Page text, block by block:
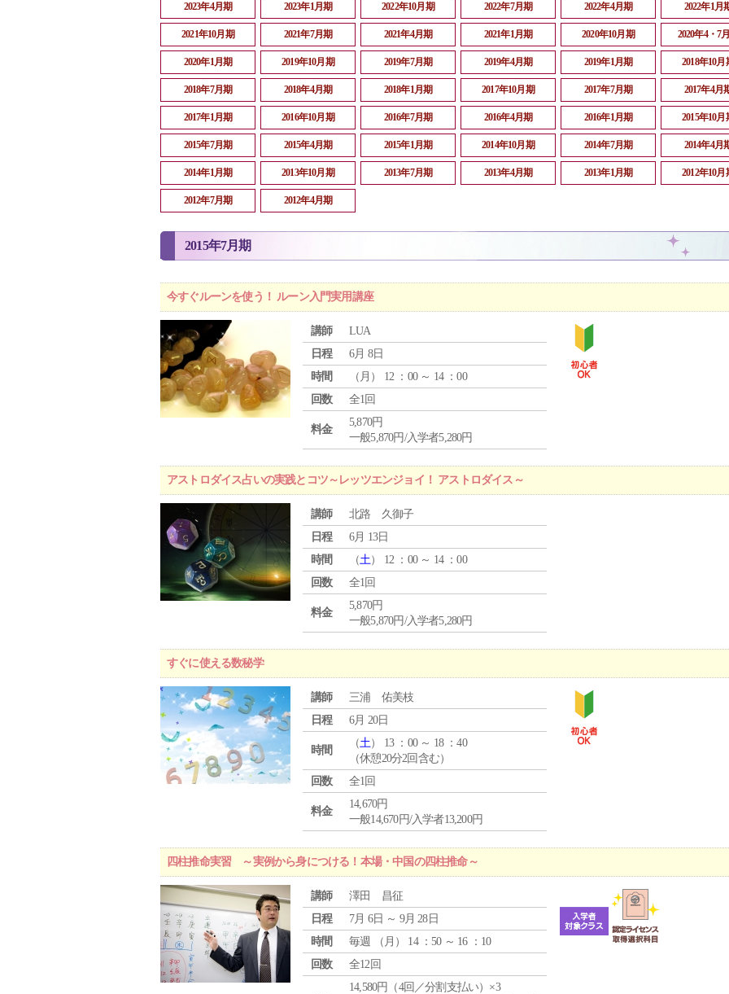
2023年4月期 2023年1月期 2022年10月期 2022年7月期 2022年4月期 2022年1月
2021年10月期 2021年7月期 2021年4月期 2021年1月期 2020年10月期 2020年4・7
2020年1月期 2019年10月期 2019年7月期 2019年4月期 2019年1月期 2018年10月
2018年7月期 2018年4月期 2018年1月期 2017年10月期 2017年7月期 2017年4月
2017年1月期 2016年10月期 2016年7月期 2016年4月期 2016年1月期 2015年10月
2015年7月期 2015年4月期 2015年1月期 2014年10月期 2014年7月期 2014年4月
2014年1月期 2013年10月期 2013年7月期 2013年4月期 2013年1月期 2012年10月
2012年7月期 2012年4月期
2015年7月期
今すぐルーンを使う！ ルーン入門実用講座
講師
LUA
日程
6月 8日
時間
（ 月 ） 12 ：00 ～ 14 ：00
回数
全1回
料金
5,870円
一般5,870円/入学者5,280円
アストロダイス占いの実践とコツ～レッツエンジョイ！ アストロダイス～
講師
北路 久御子
日程
6月 13日
時間
（土） 12 ：00 ～ 14 ：00
回数
全1回
料金
5,870円
一般5,870円/入学者5,280円
すぐに使える数秘学
講師
三浦 佑美枝
日程
6月 20日
時間
（土） 13 ：00 ～ 18 ：40
（休憩20分2回含む）
回数
全1回
料金
14,670円
一般14,670円/入学者13,200円
四柱推命実習 ～実例から身につける！本場・中国の四柱推命～
講師
澤田 昌征
日程
7月 6日 ～ 9月 28日
時間
毎週 （ 月 ） 14 ：50 ～ 16 ：10
回数
全12回
14,580円（4回／分割支払い）×3